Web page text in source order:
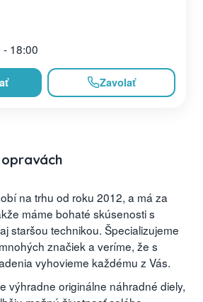
- 18:00
Zavolať
na trhu od roku 2012, a má za
máme bohaté skúsenosti s
staršou technikou. Špecializujeme
značiek a veríme, že s
vyhovieme každému z Vás.
výhradne originálne náhradné diely,